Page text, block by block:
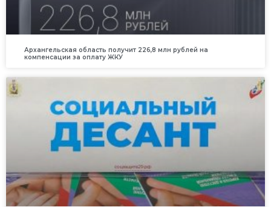
Архангельская область получит 226,8 млн рублей на
компенсации за оплату ЖКУ